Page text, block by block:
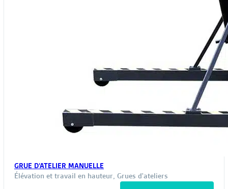
GRUE D’ATELIER MANUELLE
Élévation et travail en hauteur, Grues d'ateliers